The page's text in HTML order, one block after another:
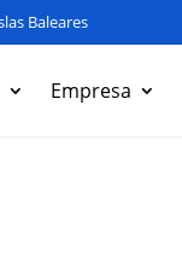
Baleares
Empresa